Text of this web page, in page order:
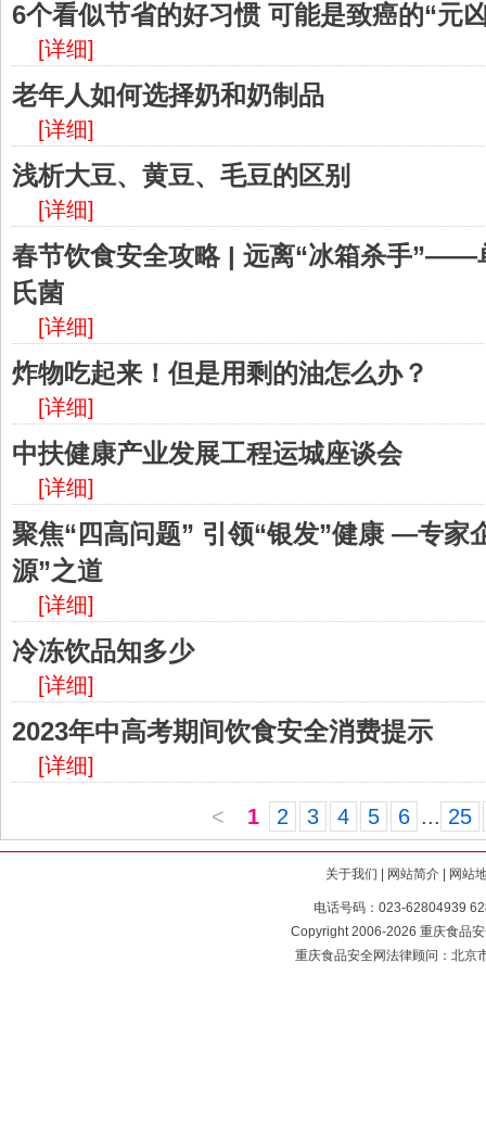
6个看似节省的好习惯 可能是致癌的“元
[详细]
老年人如何选择奶和奶制品
[详细]
浅析大豆、黄豆、毛豆的区别
[详细]
春节饮食安全攻略 | 远离“冰箱杀手”——
氏菌
[详细]
炸物吃起来！但是用剩的油怎么办？
[详细]
中扶健康产业发展工程运城座谈会
[详细]
聚焦“四高问题” 引领“银发”健康 —专家
源”之道
[详细]
冷冻饮品知多少
[详细]
2023年中高考期间饮食安全消费提示
[详细]
< 1 2 3 4 5 6 ... 25
关于我们 网站简介 网站
电话号码：023-62804939
Copyright 2006-2026 重庆食品
重庆食品安全网法律顾问：北京